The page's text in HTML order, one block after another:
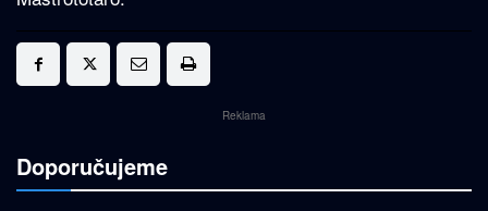
Reklama
Doporučujeme